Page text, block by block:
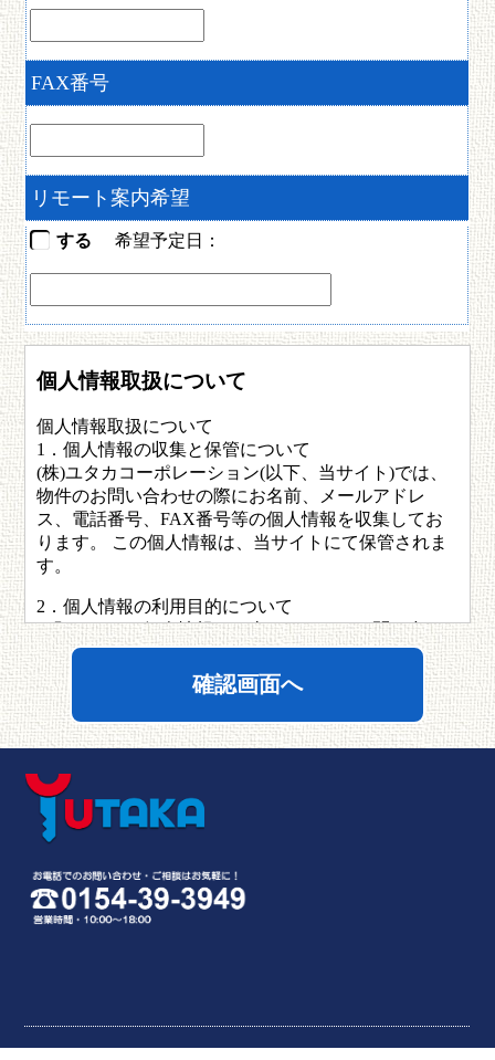
FAX番号
リモート案内希望
する 希望予定日：
個人情報取扱について
個人情報取扱について
1．個人情報の収集と保管について
(株)ユタカコーポレーション(以下、当サイト)では、
物件のお問い合わせの際にお名前、メールアドレ
ス、電話番号、FAX番号等の個人情報を収集してお
ります。 この個人情報は、当サイトにて保管されま
す。
2．個人情報の利用目的について
お預かりした個人情報は、当サイトよりお問い合わ
せへのご回答、物件のご紹介などの目的のために利
用し、それ以外の目的での利用を一切いたしませ
ん。 バックアップの目的で保管している個人情報に
つきましてもバックアップの目的以外には一切利用
いたしません。 また、個人情報を当サイト以外の第
せん。 ただし、裁判所・警察・消費者センターまた
はこれらに準じた権限を持った機関から合法的な要
請がある場合は、これに応じて情報を開示させてい
3．個人情報の修正・削除について
皆さまの個人情報が変わる場合（例えば住所変更